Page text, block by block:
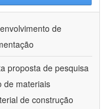
de
proposta de pesquisa
de materiais
de construção